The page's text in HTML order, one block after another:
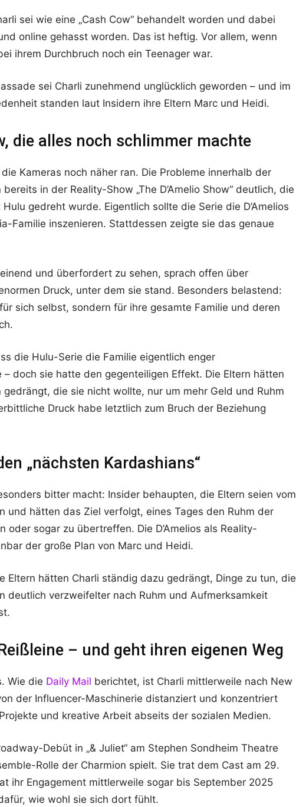
sei wie eine „Cash Cow“ behandelt worden und dabei
online gehasst worden. Das ist heftig. Vor allem, wenn
ihrem Durchbruch noch ein Teenager war.
sei Charli zunehmend unglücklich geworden – und im
standen laut Insidern ihre Eltern Marc und Heidi.
die alles noch schlimmer machte
Kameras noch näher ran. Die Probleme innerhalb der
bereits in der Reality-Show „The D’Amelio Show“ deutlich, die
gedreht wurde. Eigentlich sollte die Serie die D’Amelios
Familie inszenieren. Stattdessen zeigte sie das genaue
und überfordert zu sehen, sprach offen über
Druck, unter dem sie stand. Besonders belastend:
sich selbst, sondern für ihre gesamte Familie und deren
die Hulu-Serie die Familie eigentlich enger
– doch sie hatte den gegenteiligen Effekt. Die Eltern hätten
gedrängt, die sie nicht wollte, nur um mehr Geld und Ruhm
Druck habe letztlich zum Bruch der Beziehung
„nächsten Kardashians“
bitter macht: Insider behaupten, die Eltern seien vom
und hätten das Ziel verfolgt, eines Tages den Ruhm der
oder sogar zu übertreffen. Die D’Amelios als Reality-
der große Plan von Marc und Heidi.
Eltern hätten Charli ständig dazu gedrängt, Dinge zu tun, die
deutlich verzweifelter nach Ruhm und Aufmerksamkeit
– und geht ihren eigenen Weg
Wie die Daily Mail berichtet, ist Charli mittlerweile nach New
der Influencer-Maschinerie distanziert und konzentriert
und kreative Arbeit abseits der sozialen Medien.
Debüt in „& Juliet“ am Stephen Sondheim Theatre
Rolle der Charmion spielt. Sie trat dem Cast am 29.
ihr Engagement mittlerweile sogar bis September 2025
wie wohl sie sich dort fühlt.